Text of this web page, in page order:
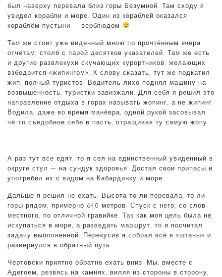
был наверху перевала близ горы Безумной. Там сходу я
увидел корабли и море. Один из кораблей оказался
кораблём пустыни — верблюдом
Там же стоит уже виденный мною по прочтённым вчера
отчётам, столб с парой десятков указателей. Там же есть
и другие развлекухи скучающих курортников, желающих
взбодрится «жипингом». К слову сказать, тут же подкатил
жип, полный туристов. Водитель лихо поднял машину на
возвышенность, туристки завизжали. Для себя я решил это
направление отдыха в горах называть жопинг, а не жипинг.
Водила, даже во время манёвра, одной рукой засовывал
чё-то съедобное себе в пасть, отращивая ту самую жопу.
А раз тут все едят, то я сел на единственный увиденный в
округе стул — на сундук здоровья. Достал свои припасы и
употребил их с видом на Кабардинку и море.
Дальше я решил не ехать. Высота то ли перевала, то ли
горы рядом, примерно 640 метров. Спуск с него, со слов
местного, по отличной гравийке. Так как моя цель была не
искупаться в море, а разведать маршрут, то я посчитал
задачу выполненной. Перекусив я собрал всё в «штаны» и
развернулся в обратный путь.
Чертовски приятно обратно ехать вниз. Мы, вместе с
Адегоем, резвясь на камнях, виляя из стороны в сторону,